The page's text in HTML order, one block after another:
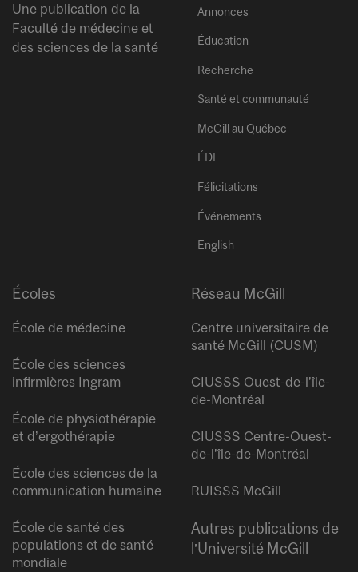
Une publication de la
Faculté de médecine et
des sciences de la santé
Annonces
Éducation
Recherche
Santé et communauté
McGill au Québec
ÉDI
Félicitations
Événements
English
Écoles
École de médecine
École des sciences
infirmières Ingram
École de physiothérapie
et d’ergothérapie
École des sciences de la
communication humaine
École de santé des
populations et de santé
mondiale
Réseau McGill
Centre universitaire de
santé McGill (CUSM)
CIUSSS Ouest-de-l’île-
de-Montréal
CIUSSS Centre-Ouest-
de-l’île-de-Montréal
RUISSS McGill
Autres publications de
l’Université McGill